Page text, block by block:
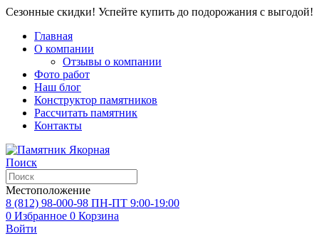
Сезонные скидки! Успейте купить до подорожания с выгодой!
Главная
О компании
Отзывы о компании
Фото работ
Наш блог
Конструктор памятников
Рассчитать памятник
Контакты
Поиск
Местоположение
8 (812) 98-000-98 ПН-ПТ 9:00-19:00
0 Избранное 0 Корзина
Войти